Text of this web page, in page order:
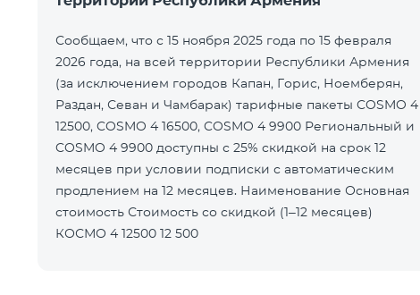
Сообщаем, что с 15 ноября 2025 года по 15 февраля
2026 года, на всей территории Республики Армения
(за исключением городов Капан, Горис, Ноемберян,
Раздан, Севан и Чамбарак) тарифные пакеты COSMO 4
12500, COSMO 4 16500, COSMO 4 9900 Региональный и
COSMO 4 9900 доступны с 25% скидкой на срок 12
месяцев при условии подписки с автоматическим
продлением на 12 месяцев. Наименование Основная
стоимость Стоимость со скидкой (1–12 месяцев)
КОСМО 4 12500 12 500